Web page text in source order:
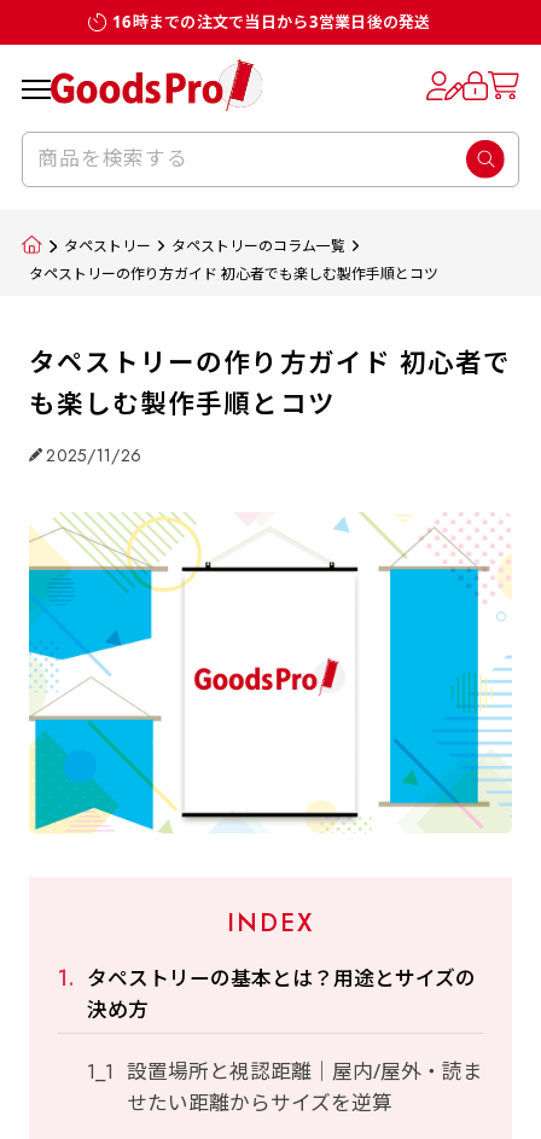
16時までの注文で当日から3営業日後の発送
タペストリー
タペストリーのコラム一覧
タペストリーの作り方ガイド 初心者でも楽しむ製作手順とコツ
タペストリーの作り方ガイド 初心者で
も楽しむ製作手順とコツ
2025/11/26
INDEX
タペストリーの基本とは？用途とサイズの
決め方
設置場所と視認距離｜屋内/屋外・読ま
せたい距離からサイズを逆算